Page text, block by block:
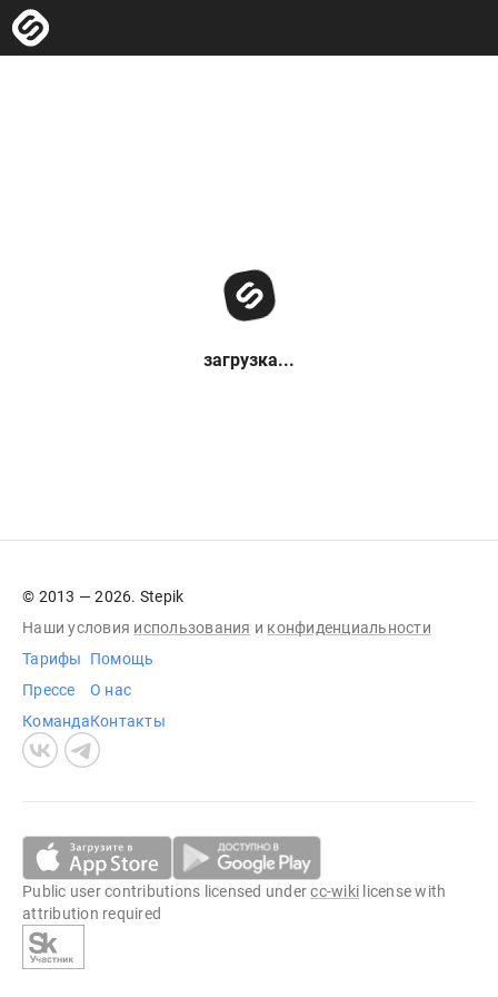
загрузка...
© 2013 — 2026. Stepik
Наши условия использования и конфиденциальности
Тарифы
Прессе
Команда
Помощь
О нас
Контакты
Public user contributions licensed undercc-wiki license with
attribution required